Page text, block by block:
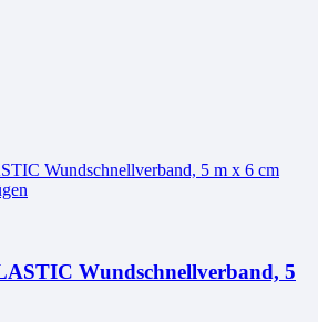
Wundschnellverband, 5